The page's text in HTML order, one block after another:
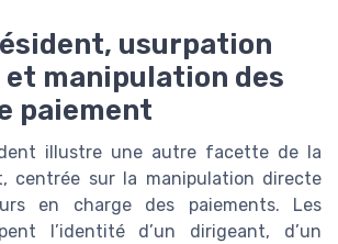
usurpation
et manipulation des
paiement
illustre une autre facette de la
centrée sur la manipulation directe
en charge des paiements. Les
l’identité d’un dirigeant, d’un